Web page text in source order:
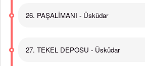
26. PAŞALİMANI - Üsküdar
27. TEKEL DEPOSU - Üsküdar